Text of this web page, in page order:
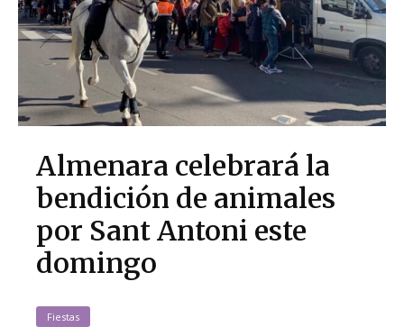
Almenara celebrará la
bendición de animales
por Sant Antoni este
domingo
Fiestas